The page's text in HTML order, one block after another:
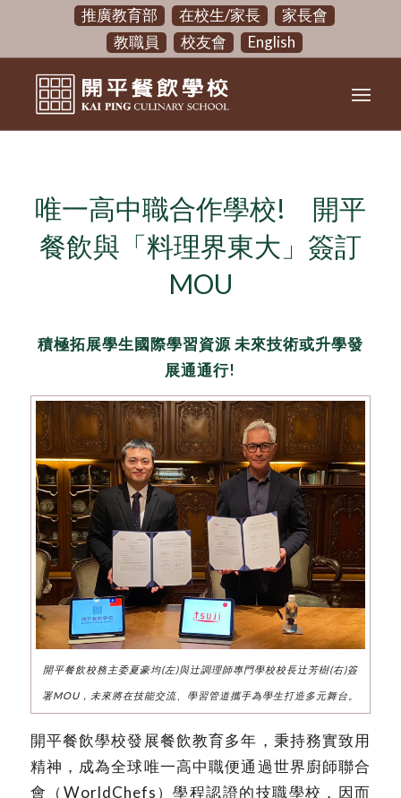
推廣教育部 在校生/家長
家長會
教職員
校友會 English
唯一高中職合作學校! 開平
餐飲與「料理界東大」簽訂
MOU
積極拓展學生國際學習資源 未來技術或升學發
展通通行!
開平餐飲校務主委夏豪均(左)與辻調理師專門學校校長辻芳樹(右)簽
署MOU，未來將在技能交流、學習管道攜手為學生打造多元舞台。
開平餐飲學校發展餐飲教育多年，秉持務實致用
精神，成為全球唯一高中職便通過世界廚師聯合
會（WorldChefs）學程認證的技職學校，因而